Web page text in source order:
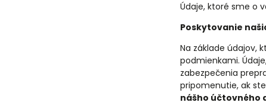
Údaje, ktoré sme o
Poskytovanie
Na základe údajov,
podmienkami.
zabezpečenia
pripomenutie, ak
nášho účtovného